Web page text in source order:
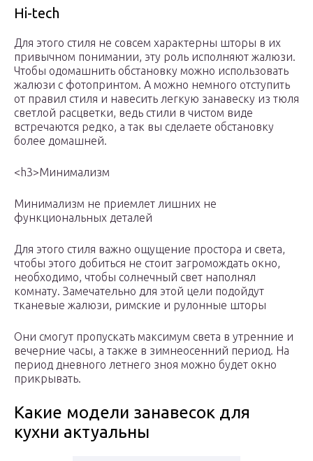
Hi-tech
Для этого стиля не совсем характерны шторы в их
привычном понимании, эту роль исполняют жалюзи.
Чтобы одомашнить обстановку можно использовать
жалюзи с фотопринтом. А можно немного отступить
от правил стиля и навесить легкую занавеску из тюля
светлой расцветки, ведь стили в чистом виде
встречаются редко, а так вы сделаете обстановку
более домашней.
<h3>Минимализм
Минимализм не приемлет лишних не
функциональных деталей
Для этого стиля важно ощущение простора и света,
чтобы этого добиться не стоит загромождать окно,
необходимо, чтобы солнечный свет наполнял
комнату. Замечательно для этой цели подойдут
тканевые жалюзи, римские и рулонные шторы
Они смогут пропускать максимум света в утренние и
вечерние часы, а также в зимнеосенний период. На
период дневного летнего зноя можно будет окно
прикрывать.
Какие модели занавесок для
кухни актуальны